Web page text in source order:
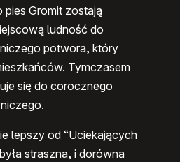
pies Gromit zostają
ludność do
potwora, który
Tymczasem
się do corocznego
lepszy od “Uciekających
straszna, i dorówna